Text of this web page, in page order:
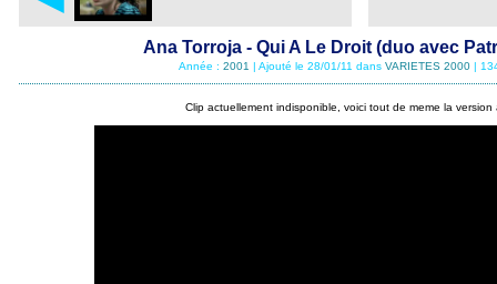
Ana Torroja - Qui A Le Droit (duo avec
Année : 2001 | Ajouté le 28/01/11 dans VARIETES 2000 |
Clip actuellement indisponible, voici tout de meme la version